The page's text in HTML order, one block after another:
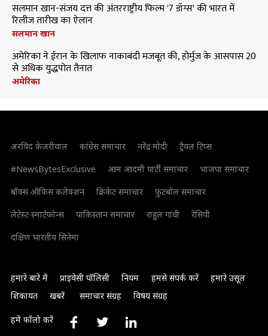
सलमान खान-संजय दत्त की अंतरराष्ट्रीय फिल्म '7 डॉग्स' की भारत में
रिलीज तारीख का ऐलान
सलमान खान
अमेरिका ने ईरान के खिलाफ नाकाबंदी मजबूत की, होर्मुज के आसपास 20
से अधिक युद्धपोत तैनात
अमेरिका
अरविंद केजरीवाल कांग्रेस समाचार नरेंद्र मोदी
ट्रैवल टिप्स
#NewsBytesExclusive
आम आदमी पार्टी समाचार
भाजपा समाचार
बॉक्स ऑफिस कलेक्शन
क्रिकेट समाचार
फुटबॉल समाचार
लेटेस्ट स्मार्टफोन्स
पाकिस्तान समाचार राहुल गांधी
रेसिपी
दक्षिण भारतीय सिनेमा
हमारे बारे में प्राइवेसी पॉलिसी नियम हमसे संपर्क करें
हमारे उसूल
शिकायत
खबरें समाचार संग्रह विषय संग्रह
हमें फॉलो करें